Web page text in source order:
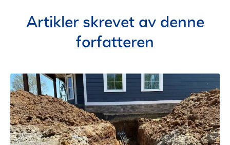
Artikler skrevet av denne
forfatteren